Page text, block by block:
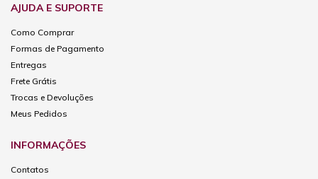
AJUDA E SUPORTE
Como Comprar
Formas de Pagamento
Entregas
Frete Grátis
Trocas e Devoluções
Meus Pedidos
INFORMAÇÕES
Contatos